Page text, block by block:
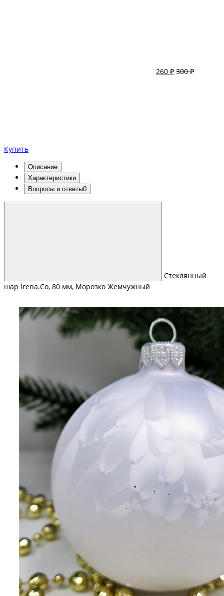
260 ₽ 300 ₽
Купить
Описание
Характеристики
Вопросы и ответы0
Стеклянный
шар Irena.Co, 80 мм, Морозко Жемчужный